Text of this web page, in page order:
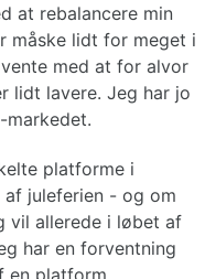
at rebalancere min
måske lidt for meget i
med at for alvor
lidt lavere. Jeg har jo
platforme i
juleferien - og om
vil allerede i løbet af
har en forventning
platform.